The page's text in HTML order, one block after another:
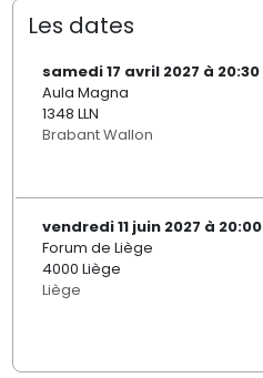
Les dates
samedi 17 avril 2027 à 20:30
Aula Magna
1348 LLN
Brabant Wallon
vendredi 11 juin 2027 à 20:00
Forum de Liège
4000 Liège
Liège